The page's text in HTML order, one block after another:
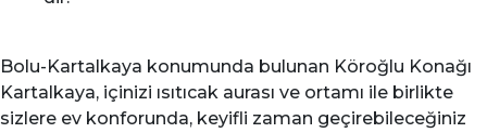
Bolu-Kartalkaya konumunda bulunan Köroğlu Konağı
Kartalkaya, içinizi ısıtıcak aurası ve ortamı ile birlikte
sizlere ev konforunda, keyifli zaman geçirebileceğiniz